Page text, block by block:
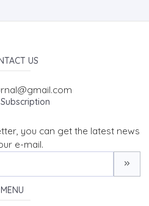
US
you can get the latest news
e-mail.
MENU